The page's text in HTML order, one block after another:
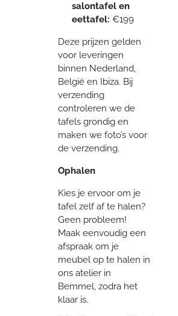
salontafel en
eettafel: €199
Deze prijzen gelden
voor leveringen
binnen Nederland,
België en Ibiza. Bij
verzending
controleren we de
tafels grondig en
maken we foto’s voor
de verzending.
Ophalen
Kies je ervoor om je
tafel zelf af te halen?
Geen probleem!
Maak eenvoudig een
afspraak om je
meubel op te halen in
ons atelier in
Bemmel, zodra het
klaar is.